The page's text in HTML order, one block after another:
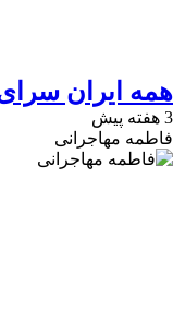
همه ایران
3 هفته پیش
فاطمه مهاجرانی